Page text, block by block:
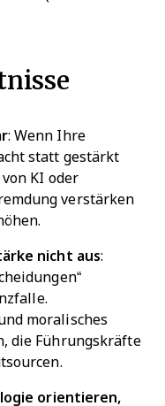
: Wenn Ihre
statt gestärkt
KI oder
verstärken
nicht aus:
moralisches
die Führungskräfte
orientieren,